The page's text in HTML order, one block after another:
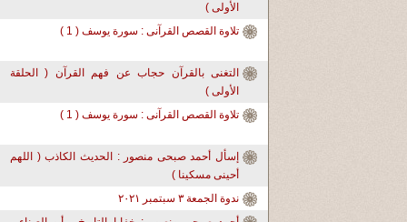
الأولى )
تلاوة القصص القرآنى : سورة يوسف ( 1 )
التغنى بالقرآن حجاب عن فهم القرآن ( الحلقة
الأولى )
تلاوة القصص القرآنى : سورة يوسف ( 1 )
إسأل أحمد صبحى منصور : الحديث الكاذب ( اللهم
أحينى مسكينا )
ندوة الجمعة ٣ سبتمبر ٢٠٢١